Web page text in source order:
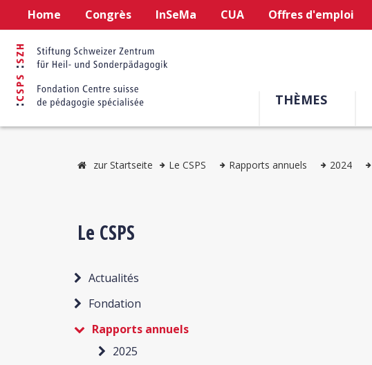
Home Congrès InSeMa CUA Offres d'emploi
THÈMES
zur Startseite Le CSPS Rapports annuels 2024
Le CSPS
Actualités
Fondation
Rapports annuels
2025